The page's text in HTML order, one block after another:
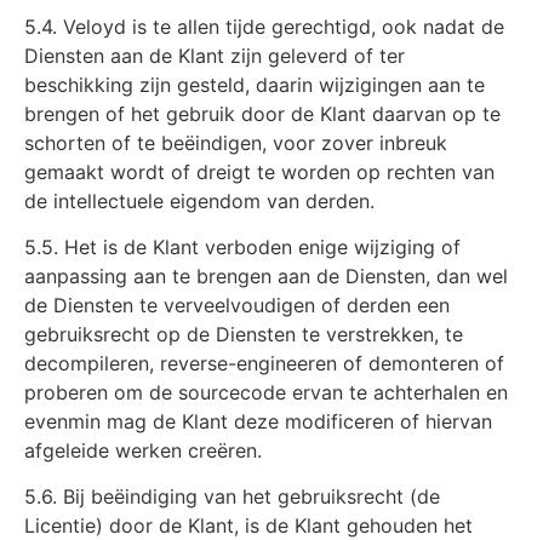
5.4. Veloyd is te allen tijde gerechtigd, ook nadat de
Diensten aan de Klant zijn geleverd of ter
beschikking zijn gesteld, daarin wijzigingen aan te
brengen of het gebruik door de Klant daarvan op te
schorten of te beëindigen, voor zover inbreuk
gemaakt wordt of dreigt te worden op rechten van
de intellectuele eigendom van derden.
5.5. Het is de Klant verboden enige wijziging of
aanpassing aan te brengen aan de Diensten, dan wel
de Diensten te verveelvoudigen of derden een
gebruiksrecht op de Diensten te verstrekken, te
decompileren, reverse-engineeren of demonteren of
proberen om de sourcecode ervan te achterhalen en
evenmin mag de Klant deze modificeren of hiervan
afgeleide werken creëren.
5.6. Bij beëindiging van het gebruiksrecht (de
Licentie) door de Klant, is de Klant gehouden het